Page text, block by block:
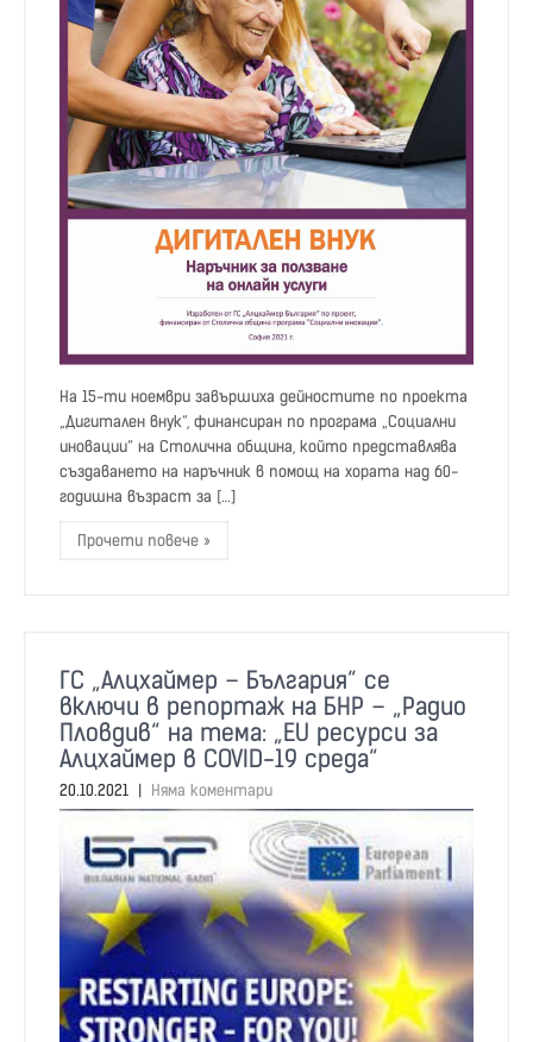
На 15-ти ноември завършиха дейностите по проекта
„Дигитален внук“, финансиран по програма „Социални
иновации“ на Столична община, който представлява
създаването на наръчник в помощ на хората над 60-
годишна възраст за […]
Прочети повече »
ГС „Алцхаймер – България“ се
включи в репортаж на БНР – „Радио
Пловдив“ на тема: „EU ресурси за
Алцхаймер в COVID-19 среда“
20.10.2021 | Няма коментари